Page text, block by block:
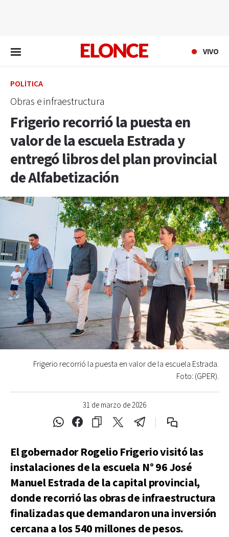
VIVO
POLÍTICA
Obras e infraestructura
Frigerio recorrió la puesta en
valor de la escuela Estrada y
entregó libros del plan provincial
de Alfabetización
31 de marzo de 2026
Frigerio recorrió la puesta en valor de la escuela Estrada.
Foto: (GPER).
El gobernador Rogelio Frigerio visitó las
instalaciones de la escuela N° 96 José
Manuel Estrada de la capital provincial,
donde recorrió las obras de infraestructura
finalizadas que demandaron una inversión
cercana a los 540 millones de pesos.